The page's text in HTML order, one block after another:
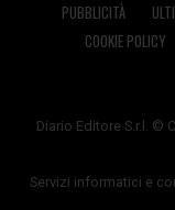
PUBBLICITÀ
COOKIE POLICY
Diario Editore S.r.l. ©
Servizi informatici e